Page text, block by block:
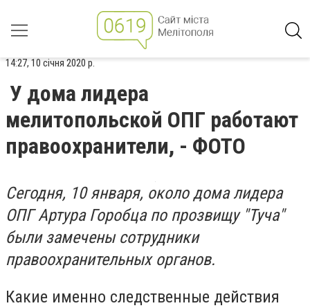
14:27, 10 січня 2020 р.
У дома лидера
мелитопольской ОПГ работают
правоохранители, - ФОТО
Сегодня, 10 января, около дома лидера
ОПГ Артура Горобца по прозвищу "Туча"
были замечены сотрудники
правоохранительных органов.
Какие именно следственные действия